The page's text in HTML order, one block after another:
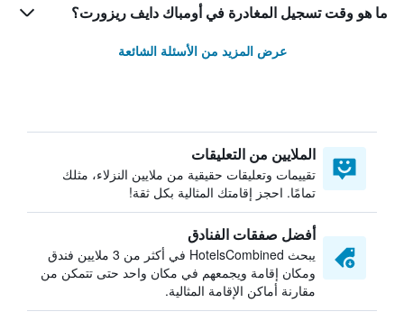
ما هو وقت تسجيل المغادرة في أومباك دايف ريزورت؟
عرض المزيد من الأسئلة الشائعة
الملايين من التعليقات
تقييمات وتعليقات حقيقية من ملايين النزلاء، مثلك
تمامًا. احجز إقامتك المثالية بكل ثقة!
أفضل صفقات الفنادق
يبحث HotelsCombined في أكثر من 3 ملايين فندق
ومكان إقامة ويجمعهم في مكان واحد حتى تتمكن من
مقارنة أماكن الإقامة المثالية.